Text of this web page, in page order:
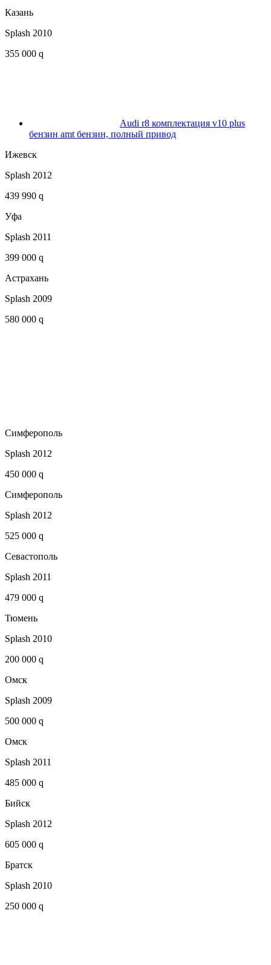
Казань
Splash 2010
355 000 q
Audi r8 комплектация v10 plus
бензин amt бензин, полный привод
Ижевск
Splash 2012
439 990 q
Уфа
Splash 2011
399 000 q
Астрахань
Splash 2009
580 000 q
Симферополь
Splash 2012
450 000 q
Симферополь
Splash 2012
525 000 q
Севастополь
Splash 2011
479 000 q
Тюмень
Splash 2010
200 000 q
Омск
Splash 2009
500 000 q
Омск
Splash 2011
485 000 q
Бийск
Splash 2012
605 000 q
Братск
Splash 2010
250 000 q